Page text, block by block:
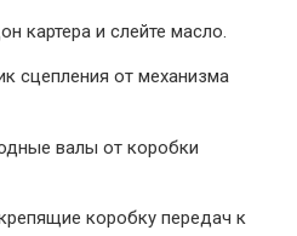
картера и слейте масло.
сцепления от механизма
валы от коробки
коробку передач к